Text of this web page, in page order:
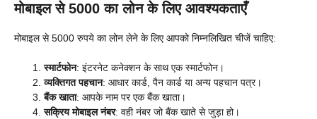
मोबाइल से 5000 का लोन के लिए आवश्यकताएँ
मोबाइल से 5000 रुपये का लोन लेने के लिए आपको निम्नलिखित चीजें चाहिए:
स्मार्टफोन: इंटरनेट कनेक्शन के साथ एक स्मार्टफोन।
व्यक्तिगत पहचान: आधार कार्ड, पैन कार्ड या अन्य पहचान पत्र।
बैंक खाता: आपके नाम पर एक बैंक खाता।
सक्रिय मोबाइल नंबर: वही नंबर जो बैंक खाते से जुड़ा हो।